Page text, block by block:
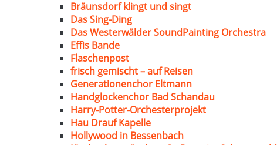
Bräunsdorf klingt und singt
Das Sing-Ding
Das Westerwälder SoundPainting Orchestra
Effis Bande
Flaschenpost
frisch gemischt – auf Reisen
Generationenchor Eltmann
Handglockenchor Bad Schandau
Harry-Potter-Orchesterprojekt
Hau Drauf Kapelle
Hollywood in Bessenbach